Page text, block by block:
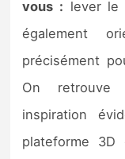
vous : lever
également
précisément
On retrouve
inspiration
plateforme